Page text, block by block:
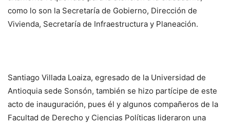
como lo son la Secretaría de Gobierno, Dirección de
Vivienda, Secretaría de Infraestructura y Planeación.
Santiago Villada Loaiza, egresado de la Universidad de
Antioquia sede Sonsón, también se hizo partícipe de este
acto de inauguración, pues él y algunos compañeros de la
Facultad de Derecho y Ciencias Políticas lideraron una